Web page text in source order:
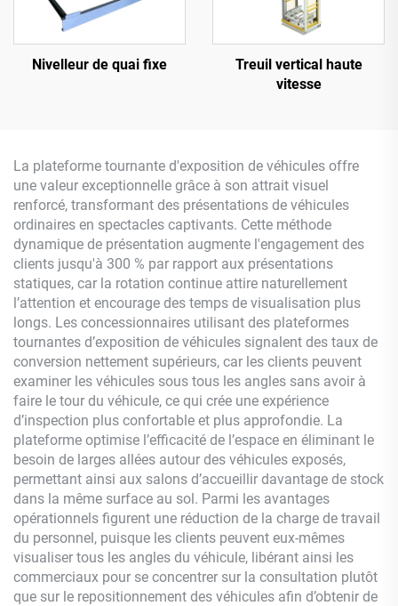
Nivelleur de quai fixe
Treuil vertical haute
vitesse
La plateforme tournante d'exposition de véhicules offre
une valeur exceptionnelle grâce à son attrait visuel
renforcé, transformant des présentations de véhicules
ordinaires en spectacles captivants. Cette méthode
dynamique de présentation augmente l'engagement des
clients jusqu'à 300 % par rapport aux présentations
statiques, car la rotation continue attire naturellement
l’attention et encourage des temps de visualisation plus
longs. Les concessionnaires utilisant des plateformes
tournantes d’exposition de véhicules signalent des taux de
conversion nettement supérieurs, car les clients peuvent
examiner les véhicules sous tous les angles sans avoir à
faire le tour du véhicule, ce qui crée une expérience
d’inspection plus confortable et plus approfondie. La
plateforme optimise l’efficacité de l’espace en éliminant le
besoin de larges allées autour des véhicules exposés,
permettant ainsi aux salons d’accueillir davantage de stock
dans la même surface au sol. Parmi les avantages
opérationnels figurent une réduction de la charge de travail
du personnel, puisque les clients peuvent eux-mêmes
visualiser tous les angles du véhicule, libérant ainsi les
commerciaux pour se concentrer sur la consultation plutôt
que sur le repositionnement des véhicules afin d’obtenir de